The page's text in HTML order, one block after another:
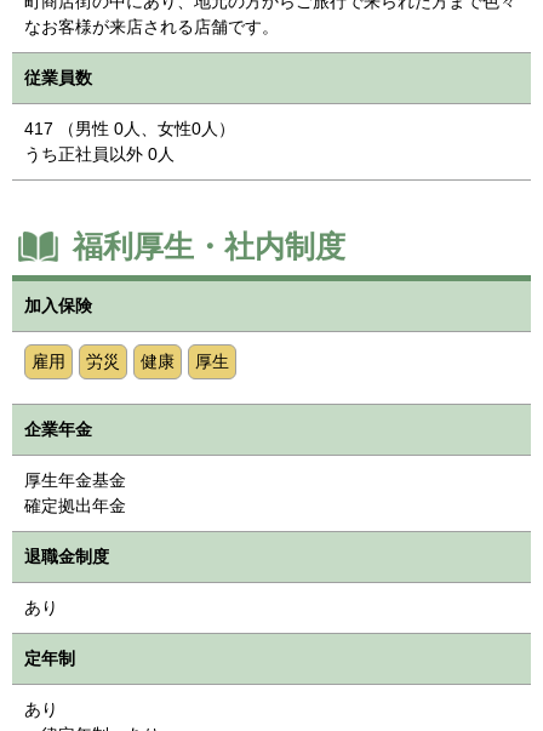
なお客様が来店される店舗です。
従業員数
417 （男性 0人、女性0人）
うち正社員以外 0人
福利厚生・社内制度
加入保険
雇用 労災 健康 厚生
企業年金
厚生年金基金
確定拠出年金
退職金制度
あり
定年制
あり